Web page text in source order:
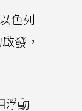
色列
發，
浮動